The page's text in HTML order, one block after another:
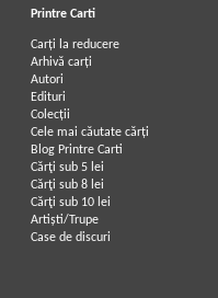
Printre Carti
Carți la reducere
Arhivă carți
Autori
Edituri
Colecții
Cele mai căutate cărți
Blog Printre Carti
Cărţi sub 5 lei
Cărţi sub 8 lei
Cărţi sub 10 lei
Artiști/Trupe
Case de discuri